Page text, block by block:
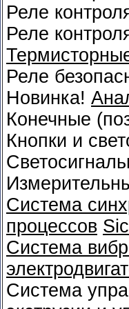
Реле
Реле
Реле
Новинка!
Конечные
Кнопки и
Система
процессов
Система
Система